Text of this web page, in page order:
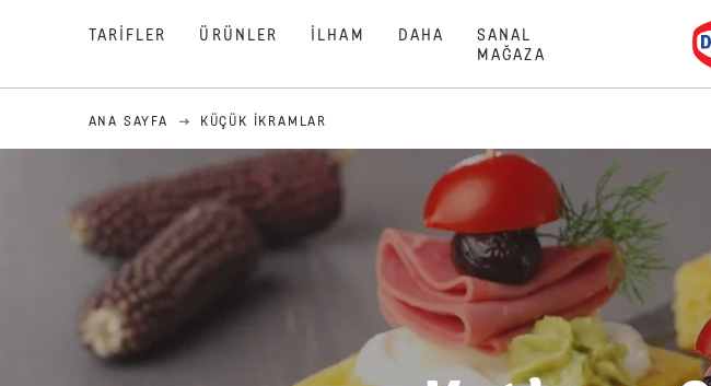
TARIFLER ÜRÜNLER İLHAM DAHA
SANAL
MAĞAZA
ANA SAYFA KÜÇÜK İKRAMLAR